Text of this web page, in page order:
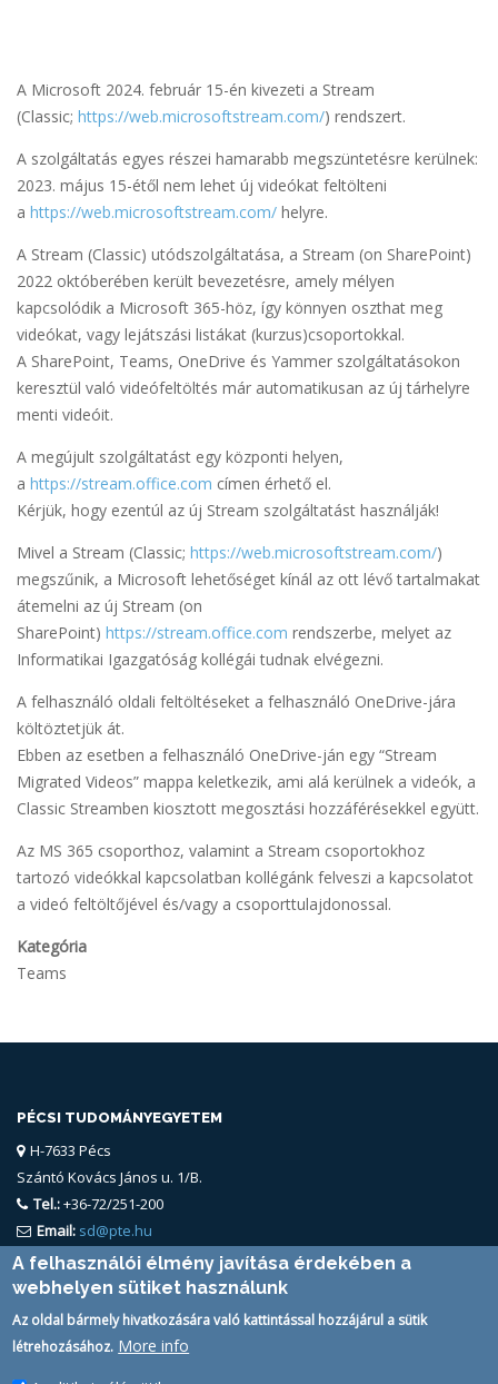
A Microsoft 2024. február 15-én kivezeti a Stream
(Classic; https://web.microsoftstream.com/) rendszert.
A szolgáltatás egyes részei hamarabb megszüntetésre kerülnek:
2023. május 15-étől nem lehet új videókat feltölteni
a https://web.microsoftstream.com/ helyre.
A Stream (Classic) utódszolgáltatása, a Stream (on SharePoint)
2022 októberében került bevezetésre, amely mélyen
kapcsolódik a Microsoft 365-höz, így könnyen oszthat meg
videókat, vagy lejátszási listákat (kurzus)csoportokkal.
A SharePoint, Teams, OneDrive és Yammer szolgáltatásokon
keresztül való videófeltöltés már automatikusan az új tárhelyre
menti videóit.
A megújult szolgáltatást egy központi helyen,
a https://stream.office.com címen érhető el.
Kérjük, hogy ezentúl az új Stream szolgáltatást használják!
Mivel a Stream (Classic; https://web.microsoftstream.com/)
megszűnik, a Microsoft lehetőséget kínál az ott lévő tartalmakat
átemelni az új Stream (on
SharePoint) https://stream.office.com rendszerbe, melyet az
Informatikai Igazgatóság kollégái tudnak elvégezni.
A felhasználó oldali feltöltéseket a felhasználó OneDrive-jára
költöztetjük át.
Ebben az esetben a felhasználó OneDrive-ján egy “Stream
Migrated Videos” mappa keletkezik, ami alá kerülnek a videók, a
Classic Streamben kiosztott megosztási hozzáférésekkel együtt.
Az MS 365 csoporthoz, valamint a Stream csoportokhoz
tartozó videókkal kapcsolatban kollégánk felveszi a kapcsolatot
a videó feltöltőjével és/vagy a csoporttulajdonossal.
Kategória
Teams
PÉCSI TUDOMÁNYEGYETEM
H-7633 Pécs
Szántó Kovács János u. 1/B.
Tel.:+36-72/251-200
Email: sd@pte.hu
A felhasználói élmény javítása érdekében a
webhelyen sütiket használunk
Az oldal bármely hivatkozására való kattintással hozzájárul a sütik
létrehozásához. More info